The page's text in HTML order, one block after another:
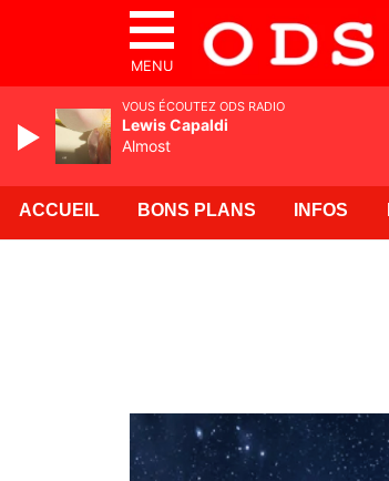
MENU
ACCUEIL BONS PLANS INFOS
VOUS ÉCOUTEZ ODS RADIO
Lewis Capaldi
Almost